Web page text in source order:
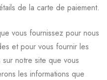
de la carte de paiement.
vous fournissez pour nous
et pour vous fournir les
notre site que vous
les informations que